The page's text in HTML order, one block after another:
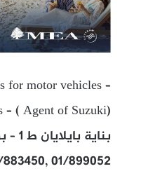
for motor vehicles –
– ( Agent of Suzuki)
بناية بايلايان ط 1 – بولفار سن الفيل – سد البوشرية – المتن
883450, 01/899052